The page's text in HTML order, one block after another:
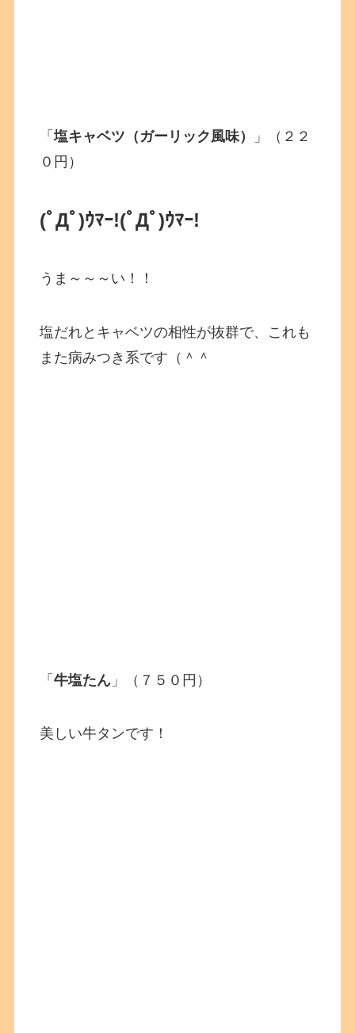
「塩キャベツ（ガーリック風味）
」（２２
０円）
(ﾟДﾟ)ｳﾏｰ!(ﾟДﾟ)ｳﾏｰ!
うま～～～い！！
塩だれとキャベツの相性が抜群で、これも
また病みつき系です（＾＾
「牛塩たん 」（７５０円）
美しい牛タンです！